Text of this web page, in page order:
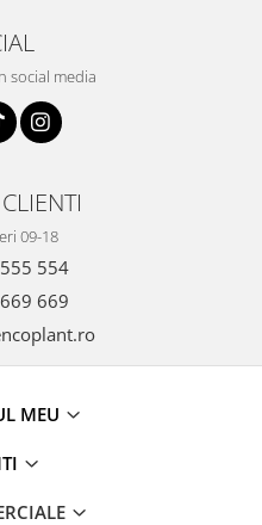
social media
09-18
554
669
MEU